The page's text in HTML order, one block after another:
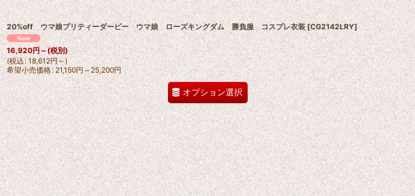
20%off ウマ娘プリティーダービー ウマ娘 ローズキングダム 勝負服 コスプレ衣装 [CG2142LRY]
16,920円～(税別)
(税込: 18,612円～)
希望小売価格: 21,150円～25,200円
オプション選択